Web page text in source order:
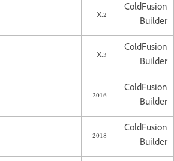
ColdFusion
Builder
2.x
ColdFusion
Builder
3.x
ColdFusion
Builder
2016
ColdFusion
Builder
2018